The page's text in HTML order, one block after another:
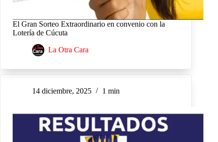
El Gran Sorteo Extraordinario en convenio con la
Lotería de Cúcuta
La Otra Cara
14 diciembre, 2025 1 min